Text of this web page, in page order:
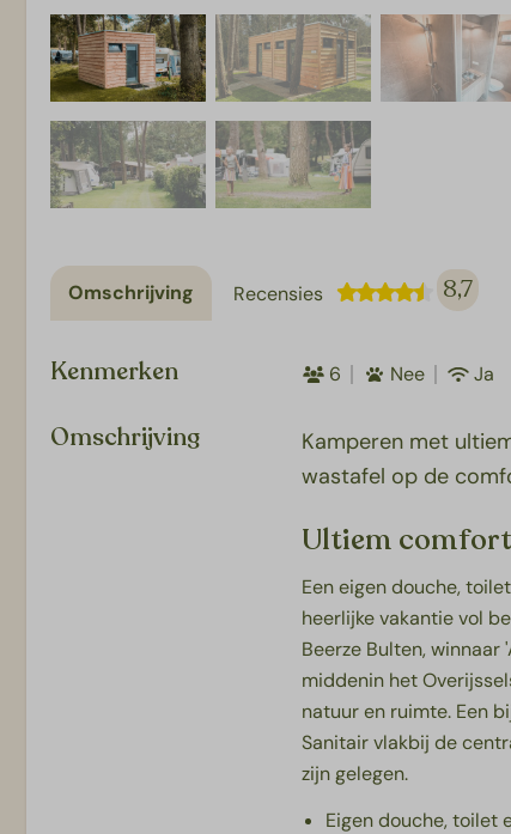
Omschrijving Recensies 8,7
Kenmerken 6 Nee Ja
Omschrijving
Kamperen met
wastafel op de
Ultiem comfort
Een eigen douche,
heerlijke vakantie vol
Beerze Bulten,
middenin het
natuur en ruimte. Een
Sanitair vlakbij de
zijn gelegen.
Eigen douche, toilet